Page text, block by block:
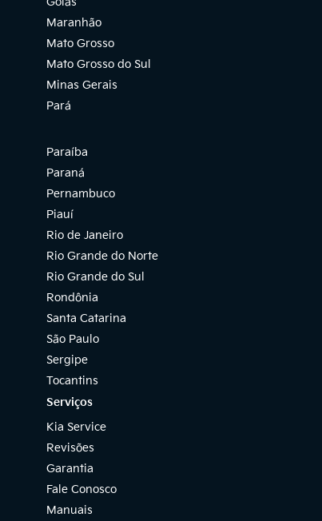
Maranhão
Mato Grosso
Mato Grosso do Sul
Minas Gerais
Pará
Paraíba
Paraná
Pernambuco
Piauí
Rio de Janeiro
Rio Grande do Norte
Rio Grande do Sul
Rondônia
Santa Catarina
São Paulo
Sergipe
Tocantins
Serviços
Kia Service
Revisões
Garantia
Fale Conosco
Manuais